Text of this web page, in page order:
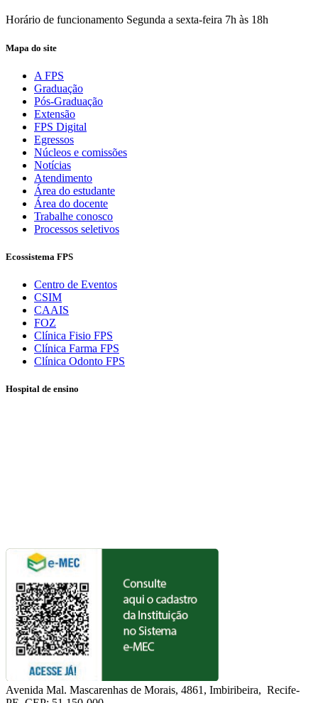
Horário de funcionamento Segunda a sexta-feira 7h às 18h
Mapa do site
A FPS
Graduação
Pós-Graduação
Extensão
FPS Digital
Egressos
Núcleos e comissões
Notícias
Atendimento
Área do estudante
Área do docente
Trabalhe conosco
Processos seletivos
Ecossistema FPS
Centro de Eventos
CSIM
CAAIS
FOZ
Clínica Fisio FPS
Clínica Farma FPS
Clínica Odonto FPS
Hospital de ensino
Avenida Mal. Mascarenhas de Morais, 4861, Imbiribeira, Recife-